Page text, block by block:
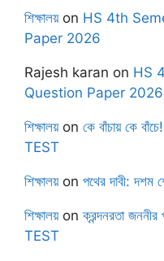
শিক্ষালয়on HS 4th
Paper 2026
Rajesh karan on HS
Question Paper 2026
শিক্ষালয়on কে বাঁচায় কে
TEST
শিক্ষালয়on পথের দাবী: দশম
শিক্ষালয়onক্রন্দনরতা
TEST